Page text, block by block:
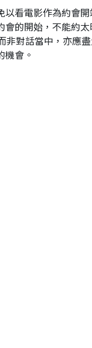
看電影作為約會開
的開始，不能約太
非對話當中，亦應
會。